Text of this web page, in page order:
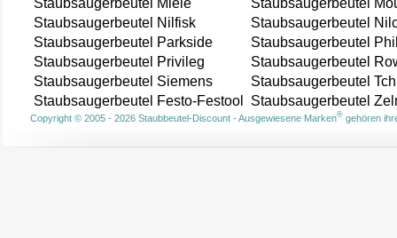
Staubsaugerbeutel Miele
Staubsaugerbeutel
Staubsaugerbeutel Nilfisk
Staubsaugerbeutel
Staubsaugerbeutel Parkside
Staubsaugerbeutel
Staubsaugerbeutel Privileg
Staubsaugerbeutel
Staubsaugerbeutel Siemens
Staubsaugerbeutel
Staubsaugerbeutel Festo-Festool
Staubsaugerbeutel
Copyright © 2005 - 2026 Staubbeutel-Discount - Ausgewiesene Marken®gehören